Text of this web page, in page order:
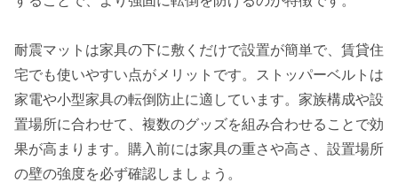
耐震マットは家具の下に敷くだけで設置が簡単で、賃貸住
宅でも使いやすい点がメリットです。ストッパーベルトは
家電や小型家具の転倒防止に適しています。家族構成や設
置場所に合わせて、複数のグッズを組み合わせることで効
果が高まります。購入前には家具の重さや高さ、設置場所
の壁の強度を必ず確認しましょう。